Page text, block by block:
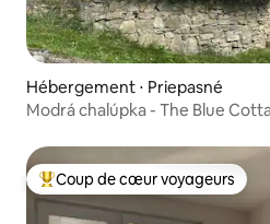
Hébergement ⋅ Priepasné
Modrá chalúpka - The Blue
Coups de cœur voyageurs les
Coup de cœur voyageurs